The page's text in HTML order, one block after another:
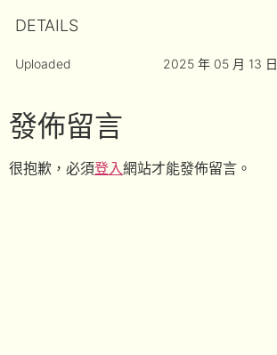
DETAILS
Uploaded 2025 年 05 月 13 日
發佈留言
很抱歉，必須登入網站才能發佈留言。